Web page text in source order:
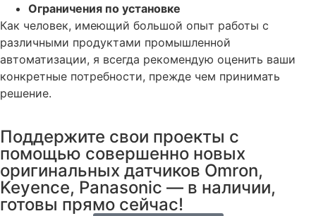
Ограничения по установке
Как человек, имеющий большой опыт работы с
различными продуктами промышленной
автоматизации, я всегда рекомендую оценить ваши
конкретные потребности, прежде чем принимать
решение.
Поддержите свои проекты с
помощью совершенно новых
оригинальных датчиков Omron,
Keyence, Panasonic — в наличии,
готовы прямо сейчас!